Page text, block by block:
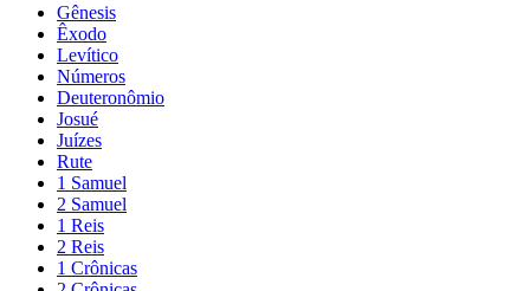
Gênesis
Êxodo
Levítico
Números
Deuteronômio
Josué
Juízes
Rute
1 Samuel
2 Samuel
1 Reis
2 Reis
1 Crônicas